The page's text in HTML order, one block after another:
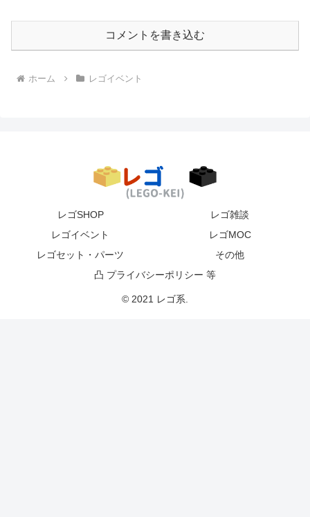
コメントを書き込む
ホーム レゴイベント
レゴSHOP
レゴ雑談
レゴイベント
レゴMOC
レゴセット・パーツ
その他
凸 プライバシーポリシー 等
© 2021 レゴ系.